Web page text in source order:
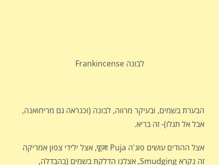
לבונה Frankincense
הבערת בשמים, ובעיקר מרווה, לבונה (וכנראה גם מריחואנה,
אבל אל תגלו)- זה בריא.
אצל ההודים עושים פוג'ה पूजा Puja, אצל ילידי צפון אמריקה
זה נקרא Smudging, אצלנו הדלקת בשמים (בהבדלה,